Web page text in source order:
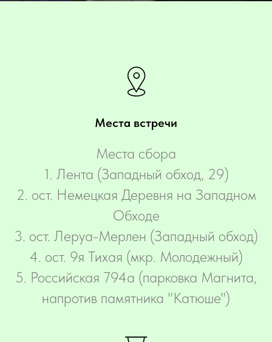
Места встречи
Места сбора
‌1. Лента (Западный обход, 29)
2. ост. Немецкая Деревня на Западном
Обходе
3. ост. Леруа-Мерлен (Западный обход)
4. ост. 9я Тихая (мкр. Молодежный)
5. Российская 794а (парковка Магнита,
напротив памятника "Катюше")